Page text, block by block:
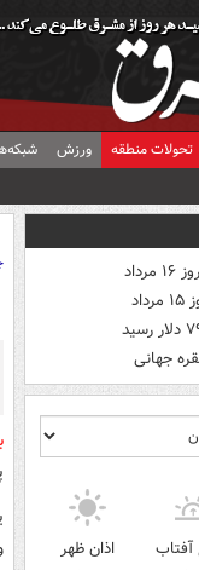
تحولات منطقه ورزش
جهانی
اذان ظهر